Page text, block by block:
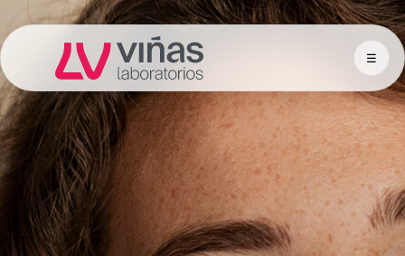
Laboratorios Viñas ☰